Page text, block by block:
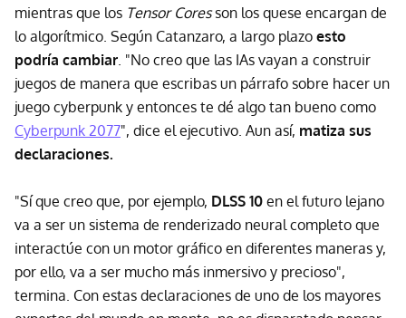
mientras que los Tensor Coresson los quese encargan de
lo algorítmico. Según Catanzaro, a largo plazo esto
podría cambiar. "No creo que las IAs vayan a construir
juegos de manera que escribas un párrafo sobre hacer un
juego cyberpunk y entonces te dé algo tan bueno como
Cyberpunk 2077", dice el ejecutivo. Aun así, matiza sus
declaraciones.
"Sí que creo que, por ejemplo, DLSS 10 en el futuro lejano
va a ser un sistema de renderizado neural completo que
interactúe con un motor gráfico en diferentes maneras y,
por ello, va a ser mucho más inmersivo y precioso",
termina. Con estas declaraciones de uno de los mayores